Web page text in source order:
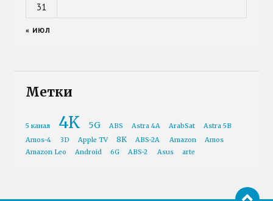
31
« ИЮЛ
Метки
5 канал 4K 5G ABS Astra 4A ArabSat
Astra 5B
Amos-4
3D Apple TV 8K ABS-2A Amazon
Amos
Amazon Leo
Android 6G ABS-2 Asus arte